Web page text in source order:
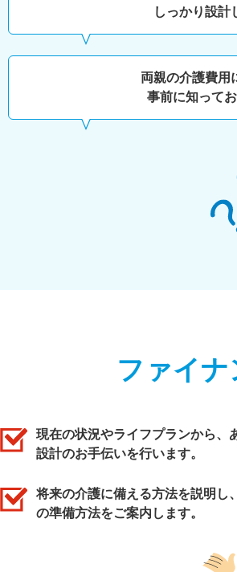
しっかり設計
両親の介護費用
事前に知って
ファイ
現在の状況やライフプランから、
設計のお手伝いを行います。
将来の介護に備える方法を説明し
の準備方法をご案内します。